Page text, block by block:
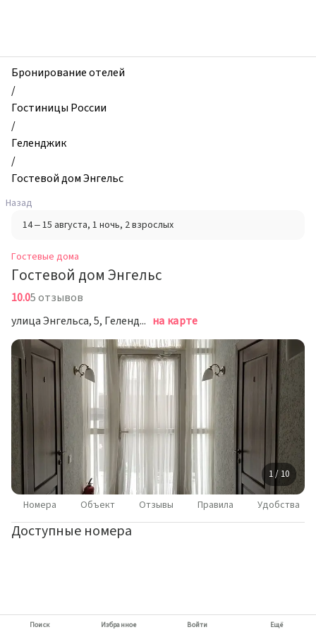
дома,
Гостевой
дом
Энгельс,
Геленджик,
Россия
Бронирование отелей
/
Гостиницы России
/
Геленджик
/
Гостевой дом Энгельс
Назад
14 – 15 августа, 1 ночь, 2 взрослых
Гостевые дома
Гостевой дом Энгельс
10.05 отзывов
улица Энгельса, 5, Геленджик на карте
1 / 10
Номера Объект Отзывы Правила Удобства
Доступные номера
Поиск Избранное Войти Ещё